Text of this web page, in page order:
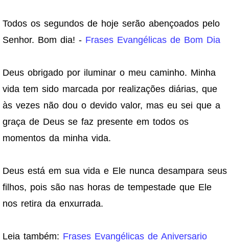
Todos os segundos de hoje serão abençoados pelo
Senhor. Bom dia! - Frases Evangélicas de Bom Dia
Deus obrigado por iluminar o meu caminho. Minha
vida tem sido marcada por realizações diárias, que
às vezes não dou o devido valor, mas eu sei que a
graça de Deus se faz presente em todos os
momentos da minha vida.
Deus está em sua vida e Ele nunca desampara seus
filhos, pois são nas horas de tempestade que Ele
nos retira da enxurrada.
Leia também: Frases Evangélicas de Aniversario